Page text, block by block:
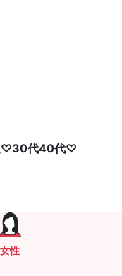
♡30代40代♡
女性